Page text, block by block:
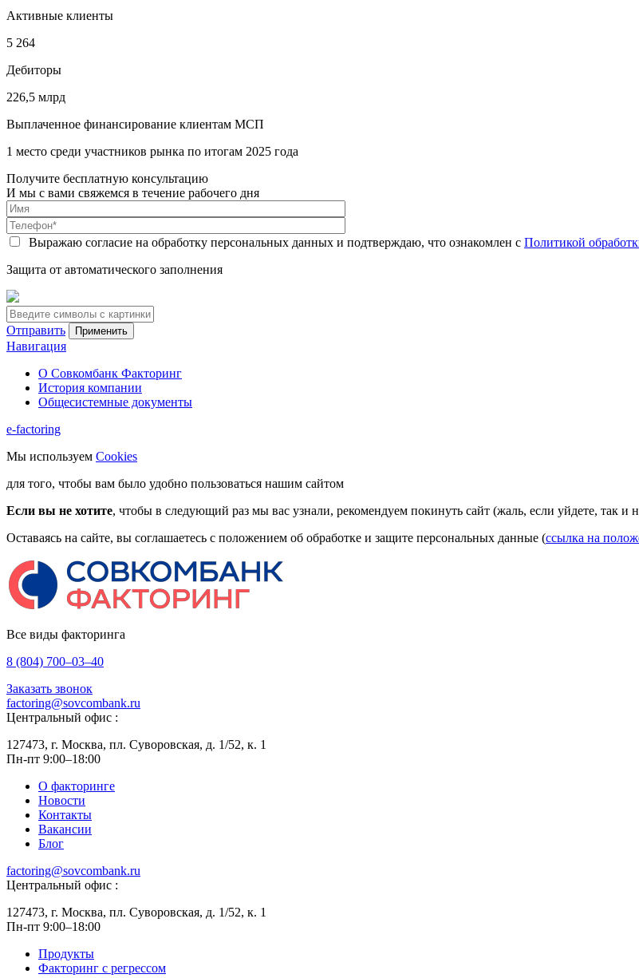
Активные клиенты
5 264
Дебиторы
226,5 млрд
Выплаченное финансирование клиентам МСП
1 место среди участников рынка по итогам 2025 года
Получите бесплатную консультацию
И мы с вами свяжемся в течение рабочего дня
Выражаю согласие на обработку персональных данных и подтверждаю, что ознакомлен с Политикой
Защита от автоматического заполнения
Отправить
Навигация
О Совкомбанк Факторинг
История компании
Общесистемные документы
e-factoring
Мы используем Cookies
для того, чтобы вам было удобно пользоваться нашим сайтом
Если вы не хотите, чтобы в следующий раз мы вас узнали, рекомендуем покинуть сайт (жаль, если уйдете, так и
Оставаясь на сайте, вы соглашаетесь с положением об обработке и защите персональных данные (ссылка на
Все виды факторинга
8 (804) 700–03–40
Заказать звонок
factoring@sovcombank.ru
Центральный офис :
127473, г. Москва, пл. Суворовская, д. 1/52, к. 1
Пн-пт 9:00–18:00
О факторинге
Новости
Контакты
Вакансии
Блог
factoring@sovcombank.ru
Центральный офис :
127473, г. Москва, пл. Суворовская, д. 1/52, к. 1
Пн-пт 9:00–18:00
Продукты
Факторинг с регрессом